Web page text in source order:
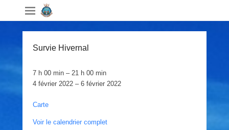
Survie Hivernal
Survie
Hivernal
7 h 00 min – 21 h 00 min
4 février 2022 – 6 février 2022
CarteManège
St-
Voir le calendrier complet